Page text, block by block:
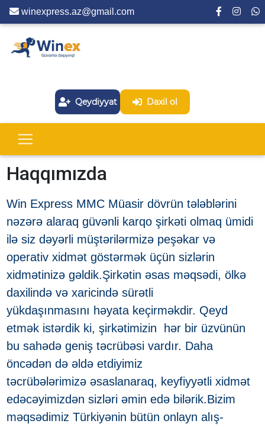
winexpress.az@gmail.com
Qeydiyyat Daxil ol
Haqqımızda
Win Express MMC Müasir dövrün tələblərini
nəzərə alaraq güvənli karqo şirkəti olmaq ümidi
ilə siz dəyərli müştərilərmizə peşəkar və
operativ xidmət göstərmək üçün sizlərin
xidmətinizə gəldik.Şirkətin əsas məqsədi, ölkə
daxilində və xaricində sürətli
yükdaşınmasını həyata keçirməkdir. Qeyd
etmək istərdik ki, şirkətimizin hər bir üzvünün
bu sahədə geniş təcrübəsi vardır. Daha
öncədən də əldə etdiyimiz
təcrübələrimizə əsaslanaraq, keyfiyyətli xidmət
edəcəyimizdən sizləri əmin edə bilərik.Bizim
məqsədimiz Türkiyənin bütün onlayn alış-